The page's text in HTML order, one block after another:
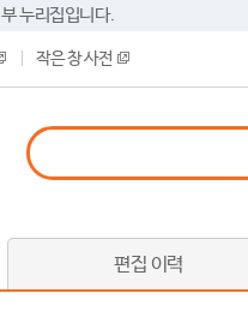
누리집입니다.
작은 창 사전
편집 이력